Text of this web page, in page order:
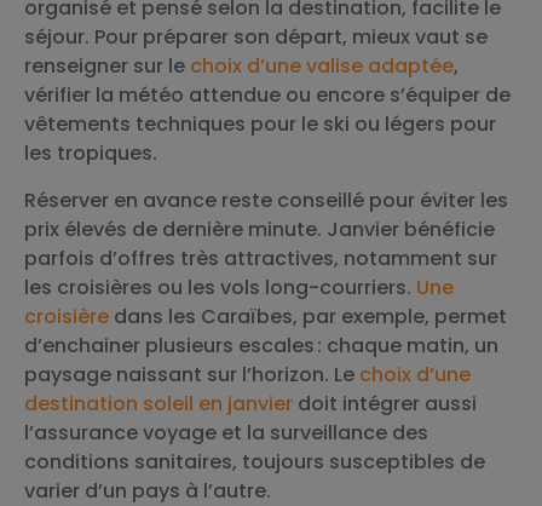
organisé et pensé selon la destination, facilite le
séjour. Pour préparer son départ, mieux vaut se
renseigner sur le choix d’une valise adaptée,
vérifier la météo attendue ou encore s’équiper de
vêtements techniques pour le ski ou légers pour
les tropiques.
Réserver en avance reste conseillé pour éviter les
prix élevés de dernière minute. Janvier bénéficie
parfois d’offres très attractives, notamment sur
les croisières ou les vols long-courriers. Une
croisière dans les Caraïbes, par exemple, permet
d’enchainer plusieurs escales : chaque matin, un
paysage naissant sur l’horizon. Le choix d’une
destination soleil en janvier doit intégrer aussi
l’assurance voyage et la surveillance des
conditions sanitaires, toujours susceptibles de
varier d’un pays à l’autre.